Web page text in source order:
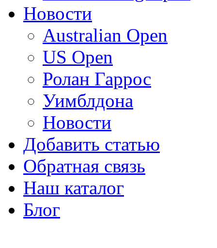
Новости
Australian Open
US Open
Ролан Гаррос
Уимблдона
Новости
Добавить статью
Обратная связь
Наш каталог
Блог